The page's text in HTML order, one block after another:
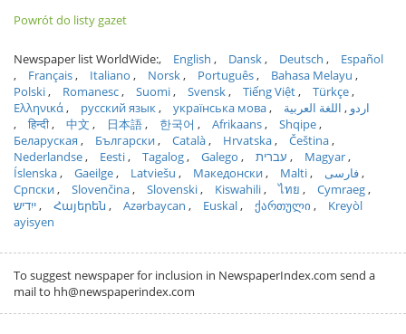
Powrót do listy gazet
Newspaper list WorldWide: English Dansk Deutsch
Español
Français
Italiano Norsk Português
Bahasa Melayu
Polski
Romanesc Suomi Svensk Tiếng Việt
Türkçe
Ελληνικά
русский язык українська мова اردو
اللغة العربية
हिन्दी
中文 日本語 한국어 Afrikaans
Shqipe
Беларуская
Български Català Hrvatska
Čeština
Nederlandse
Eesti Tagalog Galego עברית
Magyar
Íslenska
Gaeilge Latviešu Македонски Malti
فارسی
Српски
Slovenčina Slovenski Kiswahili ไทย
Cymraeg
ייִדיש
Հայերեն Azərbaycan Euskal ქართული
Kreyòl
ayisyen
To suggest newspaper for inclusion in NewspaperIndex.com send a
mail to hh@newspaperindex.com